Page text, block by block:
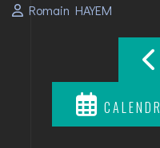
Romain HAYEM